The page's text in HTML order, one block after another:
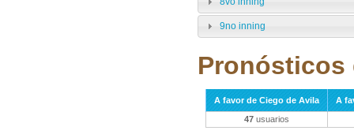
9no inning
Pronósticos
A favor de Ciego de Avila
A
47 usuarios